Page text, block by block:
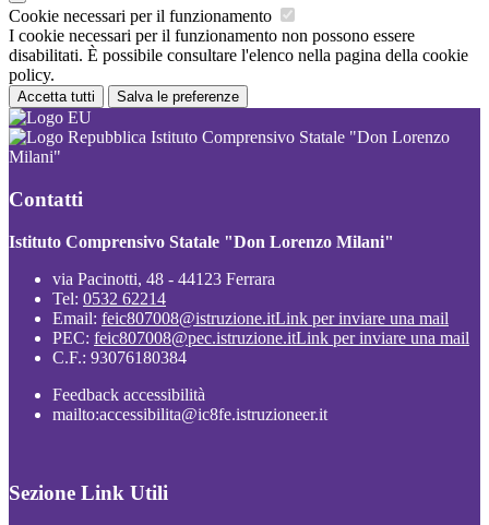
Cookie necessari per il funzionamento
I cookie necessari per il funzionamento non possono essere
disabilitati. È possibile consultare l'elenco nella pagina della cookie
policy.
Accetta tutti Salva le preferenze
Istituto Comprensivo Statale "Don Lorenzo
Milani"
Contatti
Istituto Comprensivo Statale "Don Lorenzo Milani"
via Pacinotti, 48 - 44123 Ferrara
Tel: 0532 62214
Email: feic807008@istruzione.itLink per inviare una mail
PEC: feic807008@pec.istruzione.itLink per inviare una mail
C.F.: 93076180384
Feedback accessibilità
mailto:accessibilita@ic8fe.istruzioneer.it
Sezione Link Utili